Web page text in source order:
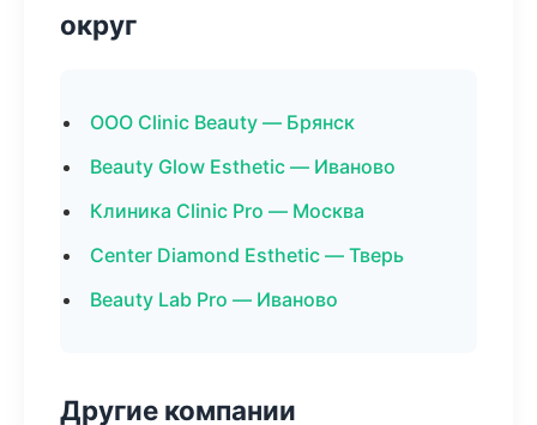
округ
ООО Clinic Beauty — Брянск
Beauty Glow Esthetic — Иваново
Клиника Clinic Pro — Москва
Center Diamond Esthetic — Тверь
Beauty Lab Pro — Иваново
Другие компании